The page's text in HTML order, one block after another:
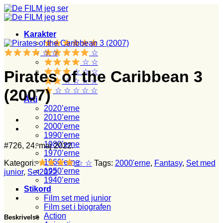
Fortsæt
til
Karakter
☆
☆ ☆
☆ ☆ ☆
☆ ☆ ☆ ☆
☆ ☆ ☆ ☆ ☆
Årti
2020’erne
2010’erne
2000’erne
1990’erne
1980’erne
1970’erne
1960’erne
1950’erne
1940’erne
Stikord
Film set med junior
Film set i biografen
Action
☆ ☆
Pirates of the Caribbean 3
(2007)
#726, 24. maj 2022.
Kategori: ☆ ☆ Tags: 2000'erne, Fantasy, Set med
junior, Set2022
Beskrivelse